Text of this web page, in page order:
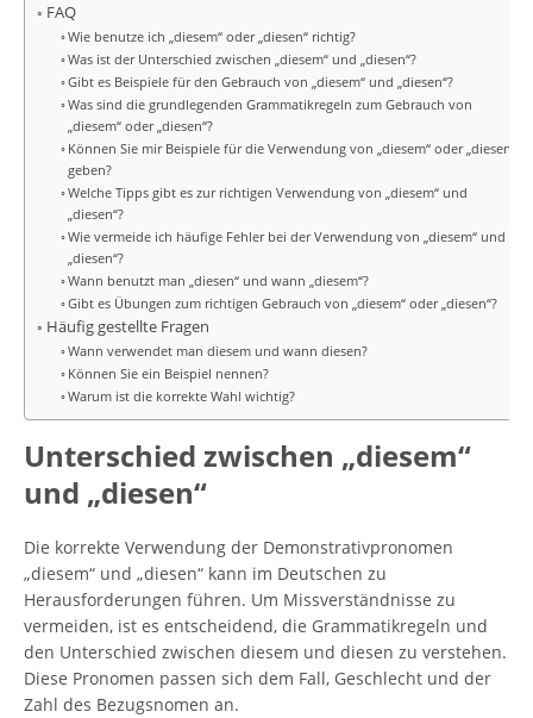
FAQ
Wie benutze ich „diesem“ oder „diesen“ richtig?
Was ist der Unterschied zwischen „diesem“ und „diesen“?
Gibt es Beispiele für den Gebrauch von „diesem“ und „diesen“?
Was sind die grundlegenden Grammatikregeln zum Gebrauch von
„diesem“ oder „diesen“?
Können Sie mir Beispiele für die Verwendung von „diesem“ oder „diesen“
geben?
Welche Tipps gibt es zur richtigen Verwendung von „diesem“ und
„diesen“?
Wie vermeide ich häufige Fehler bei der Verwendung von „diesem“ und
„diesen“?
Wann benutzt man „diesen“ und wann „diesem“?
Gibt es Übungen zum richtigen Gebrauch von „diesem“ oder „diesen“?
Häufig gestellte Fragen
Wann verwendet man diesem und wann diesen?
Können Sie ein Beispiel nennen?
Warum ist die korrekte Wahl wichtig?
Unterschied zwischen „diesem“
und „diesen“
Die korrekte Verwendung der Demonstrativpronomen
„diesem“ und „diesen“ kann im Deutschen zu
Herausforderungen führen. Um Missverständnisse zu
vermeiden, ist es entscheidend, die Grammatikregeln und
den Unterschied zwischen diesem und diesen zu verstehen.
Diese Pronomen passen sich dem Fall, Geschlecht und der
Zahl des Bezugsnomen an.